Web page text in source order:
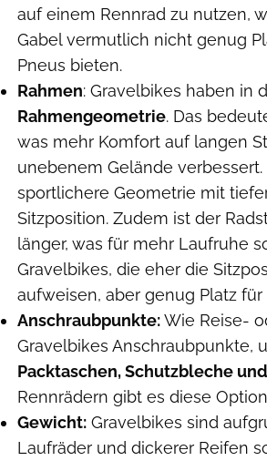
auf einem Rennrad zu nutzen,
Gabel vermutlich nicht genug
Pneus bieten.
Rahmen: Gravelbikes haben in
Rahmengeometrie. Das
was mehr Komfort auf langen
unebenem Gelände
sportlichere Geometrie mit
Sitzposition. Zudem ist der
länger, was für mehr Laufruhe
Gravelbikes, die eher die
aufweisen, aber genug Platz
Anschraubpunkte:Wie Reise-
Gravelbikes Anschraubpunkte,
Packtaschen, Schutzbleche
Rennrädern gibt es diese
Gewicht: Gravelbikes sind
Laufräder und dickerer Reifen